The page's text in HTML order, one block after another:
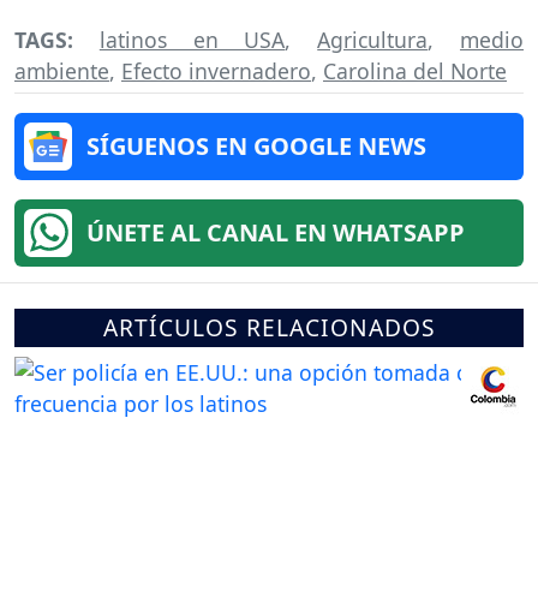
TAGS: latinos en USA,Agricultura, medio
ambiente, Efecto invernadero, Carolina del Norte
SÍGUENOS EN GOOGLE NEWS
ÚNETE AL CANAL EN WHATSAPP
ARTÍCULOS RELACIONADOS